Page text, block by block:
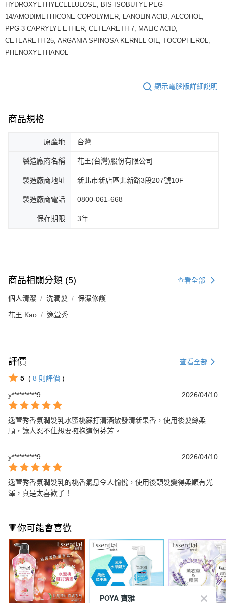
HYDROXYETHYLCELLULOSE, BIS-ISOBUTYL PEG-
14/AMODIMETHICONE COPOLYMER, LANOLIN ACID, ALCOHOL,
PPG-3 CAPRYLYL ETHER, CETEARETH-7, MALIC ACID,
CETEARETH-25, ARGANIA SPINOSA KERNEL OIL, TOCOPHEROL,
PHENOXYETHANOL
顯示電腦版詳細說明
商品規格
原產地 台灣
製造廠商名稱 花王(台灣)股份有限公司
製造廠商地址 新北市新店區北新路3段207號10F
製造廠商電話 0800-061-668
保存期限 3年
商品相關分類 (5) 查看全部
個人清潔 洗潤髮 保濕修護
花王 Kao 逸萱秀
評價 查看全部
5 ( 8 則評價 )
y**********9
2026/04/10
逸萱秀香氛潤髮乳水蜜桃蘇打清酒散發清新果香，使用後髮絲柔
順，讓人忍不住想要擁抱這份芬芳。
y**********9 2026/04/10
逸萱秀香氛潤髮乳的桃香氣息令人愉悅，使用後頭髮變得柔順有光
澤，真是太喜歡了！
🔻你可能會喜歡
POYA 寶雅